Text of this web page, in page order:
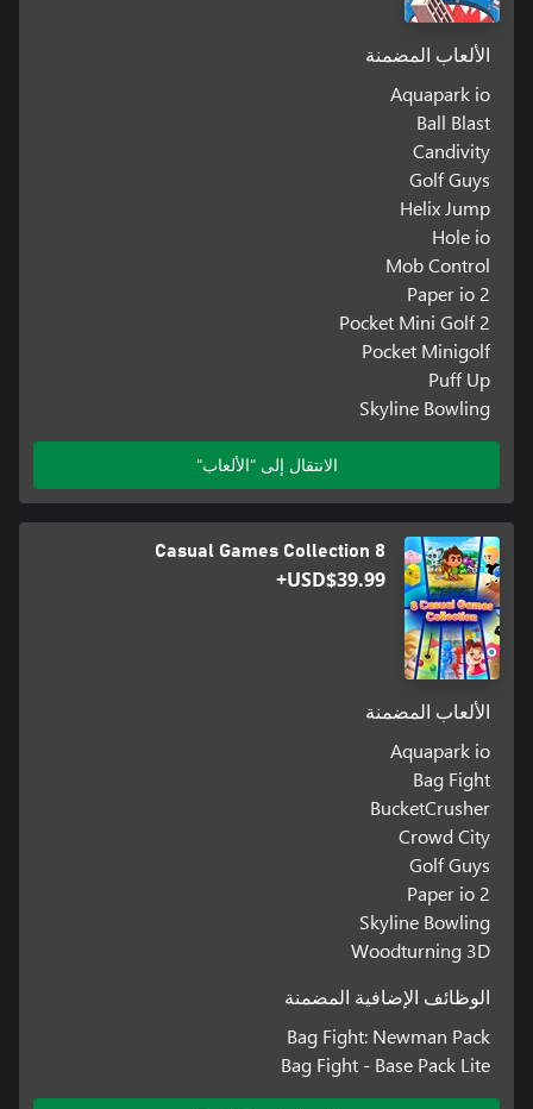
الألعاب المضمنة
Aquapark io
Ball Blast
Candivity
Golf Guys
Helix Jump
Hole io
Mob Control
Paper io 2
Pocket Mini Golf 2
Pocket Minigolf
Puff Up
Skyline Bowling
الانتقال إلى "الألعاب"
8 Casual Games Collection
USD$39.99+
الألعاب المضمنة
Aquapark io
Bag Fight
BucketCrusher
Crowd City
Golf Guys
Paper io 2
Skyline Bowling
Woodturning 3D
الوظائف الإضافية المضمنة
Bag Fight: Newman Pack
Bag Fight - Base Pack Lite